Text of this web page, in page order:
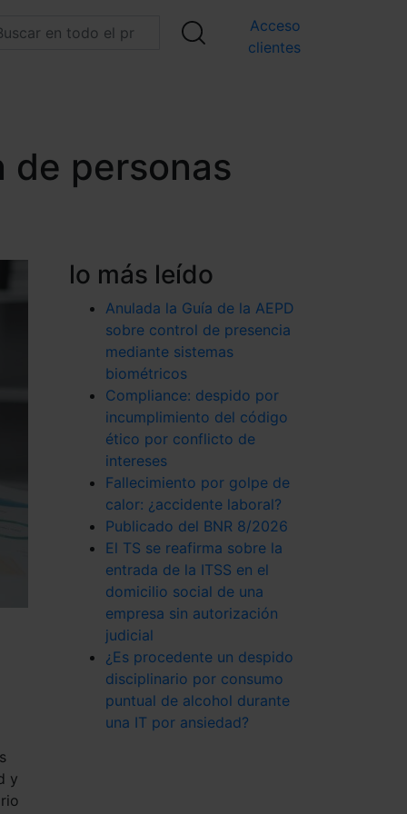
Acceso
clientes
de personas
y
lo más leído
Anulada la Guía de la AEPD
sobre control de presencia
mediante sistemas
biométricos
Compliance: despido por
incumplimiento del código
ético por conflicto de
intereses
Fallecimiento por golpe de
calor: ¿accidente laboral?
Publicado del BNR 8/2026
El TS se reafirma sobre la
entrada de la ITSS en el
domicilio social de una
empresa sin autorización
judicial
¿Es procedente un despido
disciplinario por consumo
puntual de alcohol durante
una IT por ansiedad?